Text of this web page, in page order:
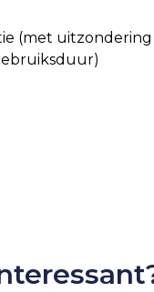
(met uitzondering